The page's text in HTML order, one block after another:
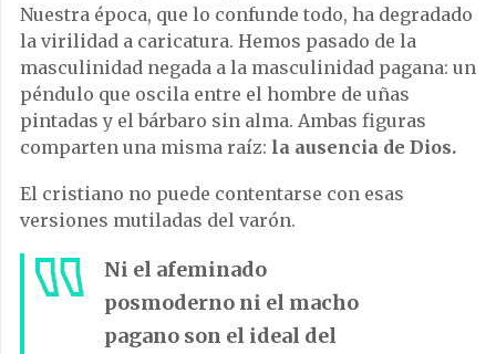
Nuestra época, que lo confunde todo, ha degradado
la virilidad a caricatura. Hemos pasado de la
masculinidad negada a la masculinidad pagana: un
péndulo que oscila entre el hombre de uñas
pintadas y el bárbaro sin alma. Ambas figuras
comparten una misma raíz: la ausencia de Dios.
El cristiano no puede contentarse con esas
versiones mutiladas del varón.
Ni el afeminado
posmoderno ni el macho
pagano son el ideal del